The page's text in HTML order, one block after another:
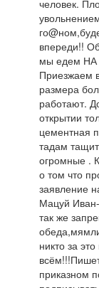
человек.
впереди!!
мы едем НА
Приезжаем
размера
работают.
открытии
цементная
тадам
огромные .
о том что
заявление
Мацуй
так же
никто за
приказном